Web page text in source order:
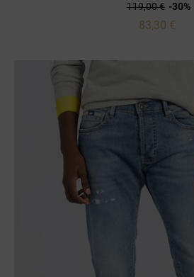
119,00 € -30%
83,30 €